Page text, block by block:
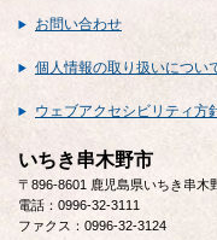
お問い合わせ
個人情報の取り扱いについ
ウェブアクセシビリティ方
いちき串木野市
〒896-8601 鹿児島県いちき串木
電話：0996-32-3111
ファクス：0996-32-3124